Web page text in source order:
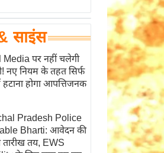
साइंस
Media पर नहीं चलेगी
नए नियम के तहत सिर्फ
होगा आपत्तिजनक
Pradesh Police
Bharti: आवेदन की
तय, EWS